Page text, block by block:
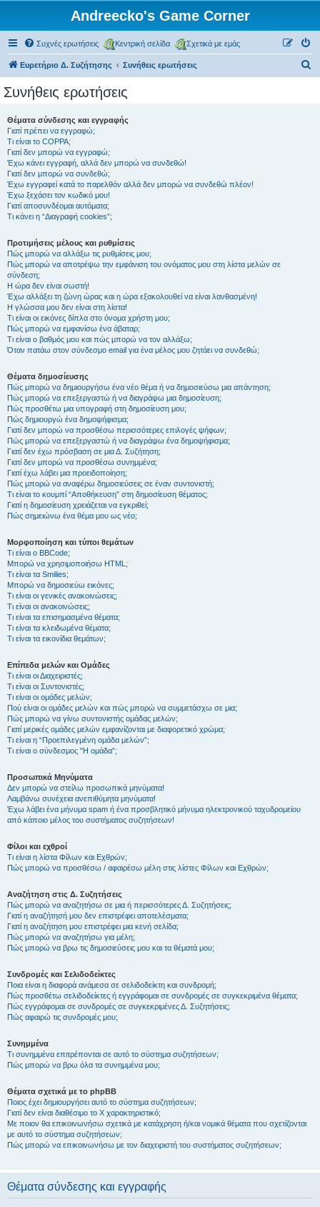
Andreecko's Game Corner
Συχνές ερωτήσεις Κεντρική σελίδα Σχετικά με εμάς
Ευρετήριο Δ. Συζήτησης Συνήθεις ερωτήσεις
Συνήθεις ερωτήσεις
Θέματα σύνδεσης και εγγραφής
Γιατί πρέπει να εγγραφώ;
Τι είναι το COPPA;
Γιατί δεν μπορώ να εγγραφώ;
Έχω κάνει εγγραφή, αλλά δεν μπορώ να συνδεθώ!
Γιατί δεν μπορώ να συνδεθώ;
Έχω εγγραφεί κατά το παρελθόν αλλά δεν μπορώ να συνδεθώ πλέον!
Έχω ξεχάσει τον κωδικό μου!
Γιατί αποσυνδέομαι αυτόματα;
Τι κάνει η “Διαγραφή cookies”;
Προτιμήσεις μέλους και ρυθμίσεις
Πώς μπορώ να αλλάξω τις ρυθμίσεις μου;
Πώς μπορώ να αποτρέψω την εμφάνιση του ονόματος μου στη λίστα μελών σε
σύνδεση;
Η ώρα δεν είναι σωστή!
Έχω αλλάξει τη ζώνη ώρας και η ώρα εξακολουθεί να είναι λανθασμένη!
Η γλώσσα μου δεν είναι στη λίστα!
Τι είναι οι εικόνες δίπλα στο όνομα χρήστη μου;
Πώς μπορώ να εμφανίσω ένα άβαταρ;
Τι είναι ο βαθμός μου και πώς μπορώ να τον αλλάξω;
Όταν πατάω στον σύνδεσμο email για ένα μέλος μου ζητάει να συνδεθώ;
Θέματα δημοσίευσης
Πώς μπορώ να δημιουργήσω ένα νέο θέμα ή να δημοσιεύσω μια απάντηση;
Πώς μπορώ να επεξεργαστώ ή να διαγράψω μια δημοσίευση;
Πώς προσθέτω μια υπογραφή στη δημοσίευση μου;
Πώς δημιουργώ ένα δημοψήφισμα;
Γιατί δεν μπορώ να προσθέσω περισσότερες επιλογές ψήφων;
Πώς μπορώ να επεξεργαστώ ή να διαγράψω ένα δημοψήφισμα;
Γιατί δεν έχω πρόσβαση σε μια Δ. Συζήτηση;
Γιατί δεν μπορώ να προσθέσω συνημμένα;
Γιατί έχω λάβει μια προειδοποίηση;
Πώς μπορώ να αναφέρω δημοσιεύσεις σε έναν συντονιστή;
Τι είναι το κουμπί “Αποθήκευση” στη δημοσίευση θέματος;
Γιατί η δημοσίευση χρειάζεται να εγκριθεί;
Πώς σημειώνω ένα θέμα μου ως νέο;
Μορφοποίηση και τύποι θεμάτων
Τι είναι ο BBCode;
Μπορώ να χρησιμοποιήσω HTML;
Τι είναι τα Smilies;
Μπορώ να δημοσιεύω εικόνες;
Τι είναι οι γενικές ανακοινώσεις;
Τι είναι οι ανακοινώσεις;
Τι είναι τα επισημασμένα θέματα;
Τι είναι τα κλειδωμένα θέματα;
Τι είναι τα εικονίδια θεμάτων;
Επίπεδα μελών και Ομάδες
Τι είναι οι Διαχειριστές;
Τι είναι οι Συντονιστές;
Τι είναι οι ομάδες μελών;
Πού είναι οι ομάδες μελών και πώς μπορώ να συμμετάσχω σε μια;
Πώς μπορώ να γίνω συντονιστής ομάδας μελών;
Γιατί μερικές ομάδες μελών εμφανίζονται με διαφορετικό χρώμα;
Τι είναι η “Προεπιλεγμένη ομάδα μελών”;
Τι είναι ο σύνδεσμος "Η ομάδα”;
Προσωπικά Μηνύματα
Δεν μπορώ να στείλω προσωπικά μηνύματα!
Λαμβάνω συνέχεια ανεπιθύμητα μηνύματα!
Έχω λάβει ένα μήνυμα spam ή ένα προσβλητικό μήνυμα ηλεκτρονικού ταχυδρομείου
από κάποιο μέλος του συστήματος συζητήσεων!
Φίλοι και εχθροί
Τι είναι η λίστα Φίλων και Εχθρών;
Πώς μπορώ να προσθέσω / αφαιρέσω μέλη στις λίστες Φίλων και Εχθρών;
Αναζήτηση στις Δ. Συζητήσεις
Πώς μπορώ να αναζητήσω σε μια ή περισσότερες Δ. Συζητήσεις;
Γιατί η αναζήτησή μου δεν επιστρέφει αποτελέσματα;
Γιατί η αναζήτηση μου επιστρέφει μια κενή σελίδα;
Πώς μπορώ να αναζητήσω για μέλη;
Πώς μπορώ να βρω τις δημοσιεύσεις μου και τα θέματά μου;
Συνδρομές και Σελιδοδείκτες
Ποια είναι η διαφορά ανάμεσα σε σελιδοδείκτη και συνδρομή;
Πώς προσθέτω σελιδοδείκτες ή εγγράφομαι σε συνδρομές σε συγκεκριμένα θέματα;
Πώς εγγράφομαι σε συνδρομές σε συγκεκριμένες Δ. Συζητήσεις;
Πώς αφαιρώ τις συνδρομές μου;
Συνημμένα
Τι συνημμένα επιτρέπονται σε αυτό το σύστημα συζητήσεων;
Πώς μπορώ να βρω όλα τα συνημμένα μου;
Θέματα σχετικά με το phpBB
Ποιος έχει δημιουργήσει αυτό το σύστημα συζητήσεων;
Γιατί δεν είναι διαθέσιμο το Χ χαρακτηριστικό;
Με ποιον θα επικοινωνήσω σχετικά με κατάχρηση ή/και νομικά θέματα που σχετίζονται
με αυτό το σύστημα συζητήσεων;
Πώς μπορώ να επικοινωνήσω με τον διαχειριστή του συστήματος συζητήσεων;
Θέματα σύνδεσης και εγγραφής